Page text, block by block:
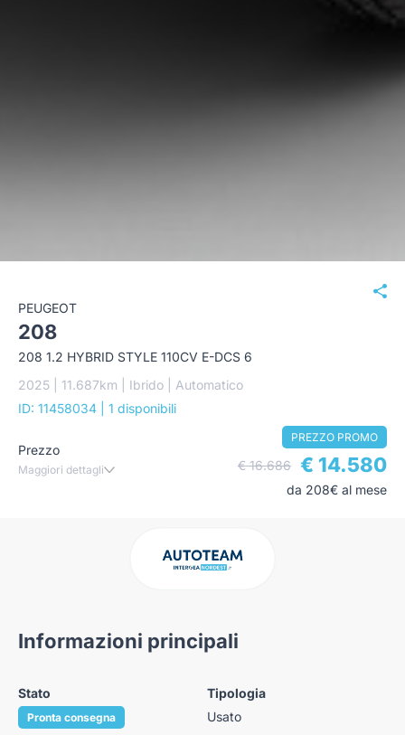
PEUGEOT
208
208 1.2 HYBRID STYLE 110CV E-DCS 6
2025 | 11.687km | Ibrido | Automatico
ID: 11458034
| 1 disponibili
Prezzo
Maggiori dettagli
PREZZO PROMO
€ 16.686 € 14.580
da 208€ al mese
Informazioni principali
Stato
Pronta consegna
Tipologia
Usato